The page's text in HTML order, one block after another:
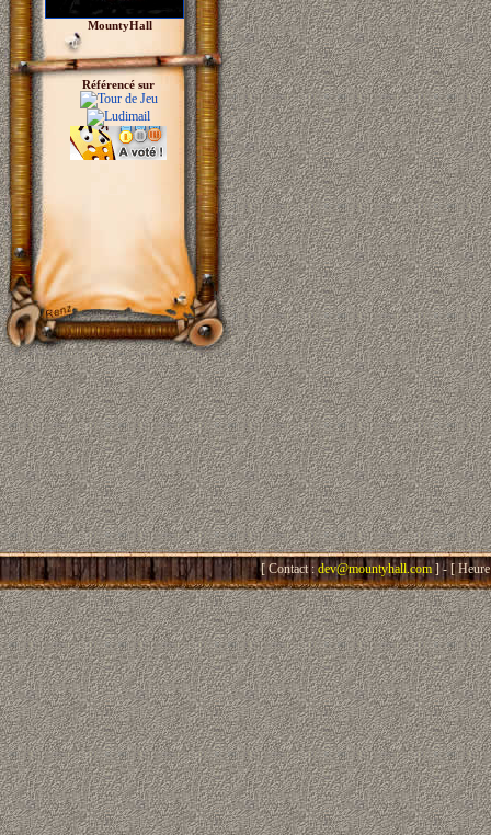
MountyHall
Référencé sur
[ Contact : dev@mountyhall.com] - [ Heure